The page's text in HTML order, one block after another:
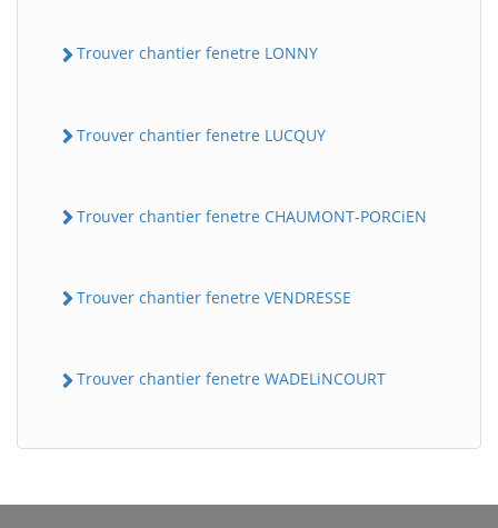
Trouver chantier fenetre LONNY
Trouver chantier fenetre LUCQUY
Trouver chantier fenetre CHAUMONT-PORCiEN
Trouver chantier fenetre VENDRESSE
Trouver chantier fenetre WADELiNCOURT
B BatiWebPro